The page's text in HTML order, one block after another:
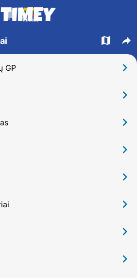
󰂚 Vilnius
󰍍 󰒖
GP 󰅂
󰅂
󰅂
󰅂
󰅂
󰅂
󰅂
󰅂